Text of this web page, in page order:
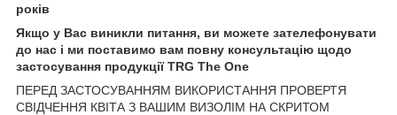
років
Якщо у Вас виникли питання, ви можете зателефонувати
до нас і ми поставимо вам повну консультацію щодо
застосування продукції TRG The One
ПЕРЕД ЗАСТОСУВАННЯМ ВИКОРИСТАННЯ ПРОВЕРТЯ
СВІДЧЕННЯ КВІТА З ВАШИМ ВИЗОЛІМ НА СКРИТОМ